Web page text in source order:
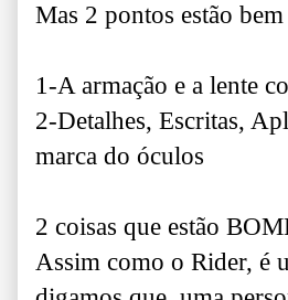
Mas 2 pontos estão
1-A armação e a lente
2-Detalhes, Escritas,
marca do óculos
2 coisas que estão
Assim como o Rider, é